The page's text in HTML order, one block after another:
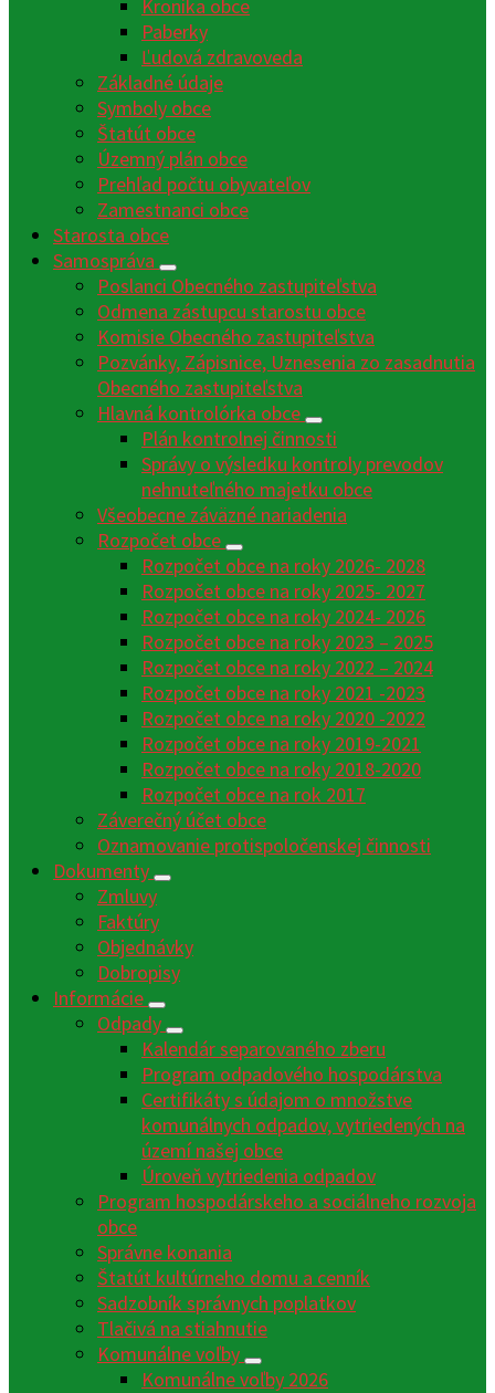
Kronika obce
Paberky
Ľudová zdravoveda
Základné údaje
Symboly obce
Štatút obce
Územný plán obce
Prehľad počtu obyvateľov
Zamestnanci obce
Starosta obce
Samospráva
Poslanci Obecného zastupiteľstva
Odmena zástupcu starostu obce
Komisie Obecného zastupiteľstva
Pozvánky, Zápisnice, Uznesenia zo zasadnutia
Obecného zastupiteľstva
Hlavná kontrolórka obce
Plán kontrolnej činnosti
Správy o výsledku kontroly prevodov
nehnuteľného majetku obce
Všeobecne záväzné nariadenia
Rozpočet obce
Rozpočet obce na roky 2026- 2028
Rozpočet obce na roky 2025- 2027
Rozpočet obce na roky 2024- 2026
Rozpočet obce na roky 2023 – 2025
Rozpočet obce na roky 2022 – 2024
Rozpočet obce na roky 2021 -2023
Rozpočet obce na roky 2020 -2022
Rozpočet obce na roky 2019-2021
Rozpočet obce na roky 2018-2020
Rozpočet obce na rok 2017
Záverečný účet obce
Oznamovanie protispoločenskej činnosti
Dokumenty
Zmluvy
Faktúry
Objednávky
Dobropisy
Informácie
Odpady
Kalendár separovaného zberu
Program odpadového hospodárstva
Certifikáty s údajom o množstve
komunálnych odpadov, vytriedených na
území našej obce
Úroveň vytriedenia odpadov
Program hospodárskeho a sociálneho rozvoja
obce
Správne konania
Štatút kultúrneho domu a cenník
Sadzobník správnych poplatkov
Tlačivá na stiahnutie
Komunálne voľby
Komunálne voľby 2026